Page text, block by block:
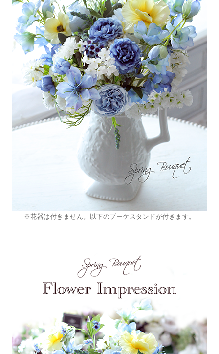
※花器は付きません。以下のブーケスタンドが付きます。